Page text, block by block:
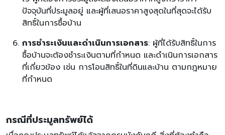
ปัจจุบันที่ประมูลอยู่ และผู้ที่เสนอราคาสูงสุดในที่สุดจะได้รับ
สิทธิ์ในการซื้อบ้าน
การชำระเงินและดำเนินการเอกสาร: ผู้ที่ได้รับสิทธิ์ในการ
ซื้อบ้านจะต้องชำระเงินตามที่กำหนด และดำเนินการเอกสาร
ที่เกี่ยวข้อง เช่น การโอนสิทธิ์ในที่ดินและบ้าน ตามกฎหมาย
ที่กำหนด
กรณีที่ประมูลทรัพย์ได้